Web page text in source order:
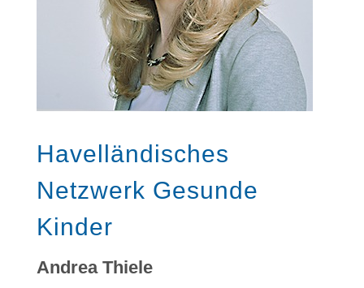
Havelländisches
Netzwerk Gesunde
Kinder
Andrea Thiele